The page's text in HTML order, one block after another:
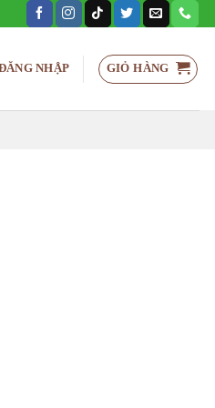
NHẬP GIỎ HÀNG